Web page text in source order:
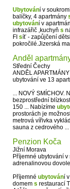
Ubytování v
balíčky, 4 apartmány
ubytování v
infrazářič ,kuchyň s
FI síť - zapůjčení
pokročilé.Jizerská
Anděl
Střední Čechy
ANDĚL
ubytování ve 13
... NOVÝ SMÍCHOV.
bezprostřední
150 ... Nabízíme
prostorách je
metrová vířivka
sauna z cedrového
Penzion Koča
Jižní Morava
Příjemné ubytování
adrenalinovou
Příjemné ubytování
domem s restaurací